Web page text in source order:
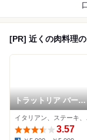
[PR] 近くの肉料理
トラットリア バール
ジョルノ
3.57